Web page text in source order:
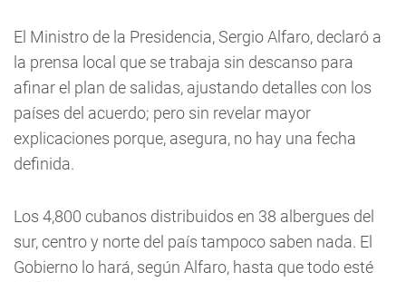
El Ministro de la Presidencia, Sergio Alfaro, declaró a
la prensa local que se trabaja sin descanso para
afinar el plan de salidas, ajustando detalles con los
países del acuerdo; pero sin revelar mayor
explicaciones porque, asegura, no hay una fecha
definida.
Los 4,800 cubanos distribuidos en 38 albergues del
sur, centro y norte del país tampoco saben nada. El
Gobierno lo hará, según Alfaro, hasta que todo esté